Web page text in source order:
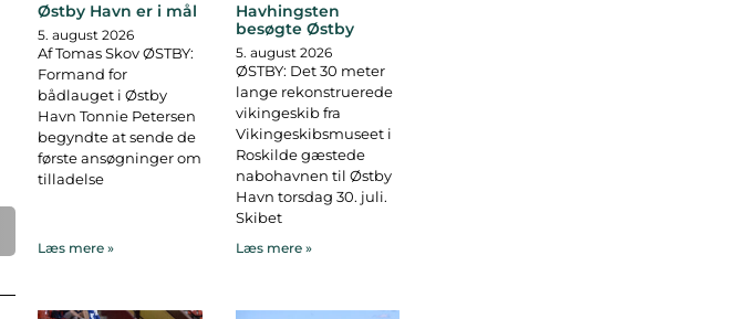
Østby Havn er i mål
5. august 2026
Af Tomas Skov ØSTBY:
Formand for
bådlauget i Østby
Havn Tonnie Petersen
begyndte at sende de
første ansøgninger om
tilladelse
Læs mere »
Havhingsten
besøgte Østby
5. august 2026
ØSTBY: Det 30 meter
lange rekonstruerede
vikingeskib fra
Vikingeskibsmuseet i
Roskilde gæstede
nabohavnen til Østby
Havn torsdag 30. juli.
Skibet
Læs mere »